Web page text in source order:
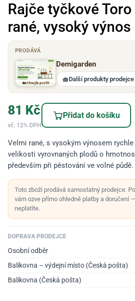
Rajče tyčkové
rané, vysoký výnos
PRODÁVÁ
🏡 Hnojík profil
Demigarden
🧺Další produkty prodejce
81 Kč
vč. 12% DPH
Přidat do košíku
Velmi rané, s vysokým výnosem
velikosti vyrovnaných plodů o
především při pěstování ve volné půdě.
Toto zboží prodává samostatný prodejce.
vám ozve přímo ohledně platby a doručení
neplatíte.
DOPRAVA PRODEJCE
Osobní odběr
Balíkovna – výdejní místo (Česká pošta)
Balíkovna (Česká pošta)